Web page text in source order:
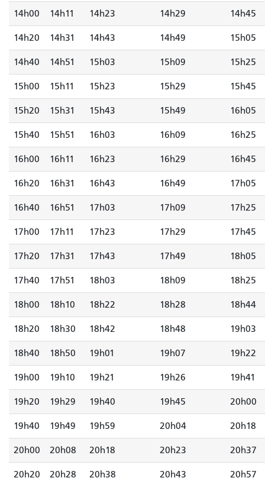
14h00 14h11 14h23 14h29 14h45
14h20 14h31 14h43 14h49 15h05
14h40 14h51 15h03 15h09 15h25
15h00 15h11 15h23 15h29 15h45
15h20 15h31 15h43 15h49 16h05
15h40 15h51 16h03 16h09 16h25
16h00 16h11 16h23 16h29 16h45
16h20 16h31 16h43 16h49 17h05
16h40 16h51 17h03 17h09 17h25
17h00 17h11 17h23 17h29 17h45
17h20 17h31 17h43 17h49 18h05
17h40 17h51 18h03 18h09 18h25
18h00 18h10 18h22 18h28 18h44
18h20 18h30 18h42 18h48 19h03
18h40 18h50 19h01 19h07 19h22
19h00 19h10 19h21 19h26 19h41
19h20 19h29 19h40 19h45 20h00
19h40 19h49 19h59 20h04 20h18
20h00 20h08 20h18 20h23 20h37
20h20 20h28 20h38 20h43 20h57